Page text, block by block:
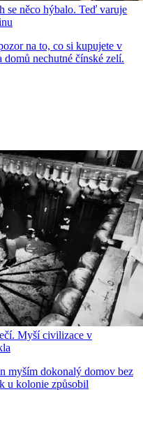
se něco hýbalo. Teď varuje
na to, co si kupujete v
domů nechutné čínské zelí.
Myší civilizace v
myším dokonalý domov bez
u kolonie způsobil